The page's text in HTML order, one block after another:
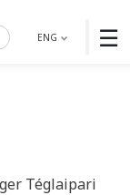
☰
ENG
Téglaipari